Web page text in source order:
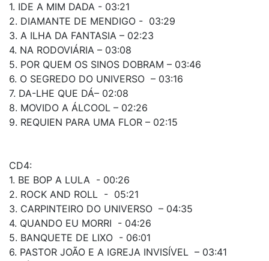
1. IDE A MIM DADA - 03:21
2. DIAMANTE DE MENDIGO - 03:29
3. A ILHA DA FANTASIA – 02:23
4. NA RODOVIÁRIA – 03:08
5. POR QUEM OS SINOS DOBRAM – 03:46
6. O SEGREDO DO UNIVERSO – 03:16
7. DA-LHE QUE DÁ– 02:08
8. MOVIDO A ÁLCOOL – 02:26
9. REQUIEN PARA UMA FLOR – 02:15
CD4:
1. BE BOP A LULA - 00:26
2. ROCK AND ROLL - 05:21
3. CARPINTEIRO DO UNIVERSO – 04:35
4. QUANDO EU MORRI - 04:26
5. BANQUETE DE LIXO - 06:01
6. PASTOR JOÃO E A IGREJA INVISÍVEL – 03:41